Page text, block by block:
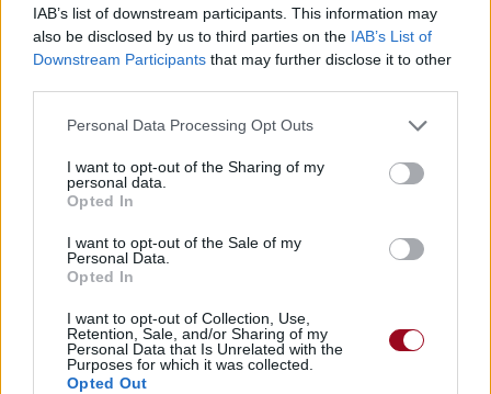
IAB’s list of downstream participants. This information may
also be disclosed by us to third parties on the IAB’s List of
Downstream Participants that may further disclose it to other
Personal Data Processing Opt Outs
I want to opt-out of the Sharing of my
personal data.
Opted In
I want to opt-out of the Sale of my
Personal Data.
Opted In
I want to opt-out of Collection, Use,
Retention, Sale, and/or Sharing of my
Personal Data that Is Unrelated with the
Purposes for which it was collected.
Opted Out
Albums : Curiosity
Paroles + Traduction Téléchargement
Vidéos
Pour prolonger le plaisir musical :
Vous aimez chanter, apprenez la guitare chez
Télécharger légalement les MP3 sur
Télécharger légalement les MP3 ou trouver le CD sur